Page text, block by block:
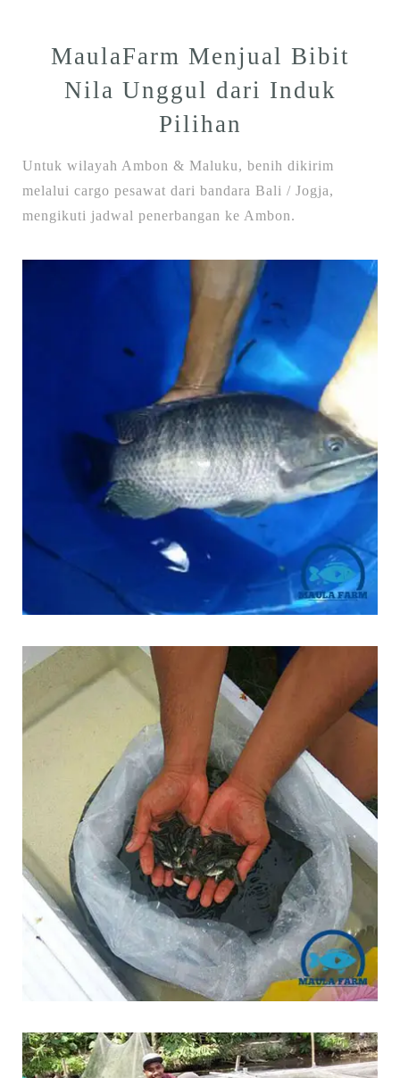
MaulaFarm Menjual Bibit
Nila Unggul dari Induk
Pilihan
Untuk wilayah Ambon & Maluku, benih dikirim
melalui cargo pesawat dari bandara Bali / Jogja,
mengikuti jadwal penerbangan ke Ambon.